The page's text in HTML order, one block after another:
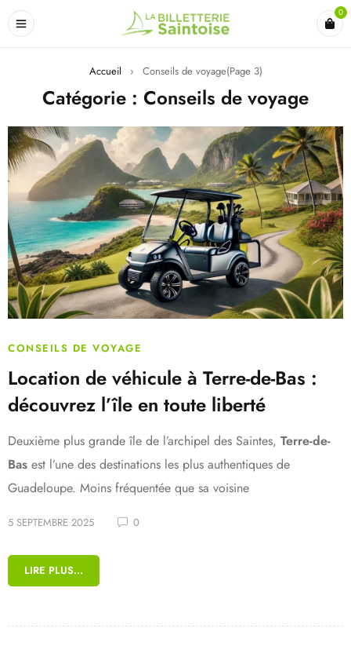
0
Accueil › Conseils de voyage(Page 3)
Catégorie : Conseils de voyage
CONSEILS DE VOYAGE
Location de véhicule à Terre-de-Bas :
découvrez l’île en toute liberté
Deuxième plus grande île de l’archipel des Saintes, Terre-de-
Bas est l’une des destinations les plus authentiques de
Guadeloupe. Moins fréquentée que sa voisine
5 SEPTEMBRE 2025 0
LIRE PLUS...